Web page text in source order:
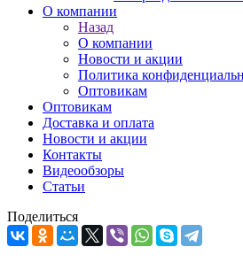
О компании
Назад
О компании
Новости и акции
Политика
Оптовикам
Оптовикам
Доставка и оплата
Новости и акции
Контакты
Видеообзоры
Статьи
Поделиться